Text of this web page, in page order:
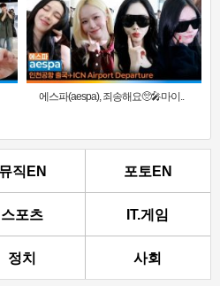
에스파(aespa), 죄송해요🥺🎤마이..
뮤직EN 포토EN
스포츠 IT.게임
정치 사회